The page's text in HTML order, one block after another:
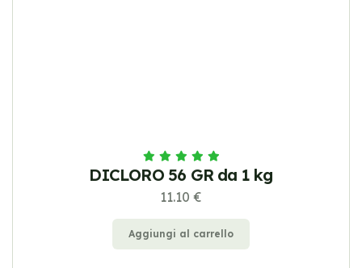
DICLORO 56 GR da 1 kg
11.10 €
Aggiungi al carrello